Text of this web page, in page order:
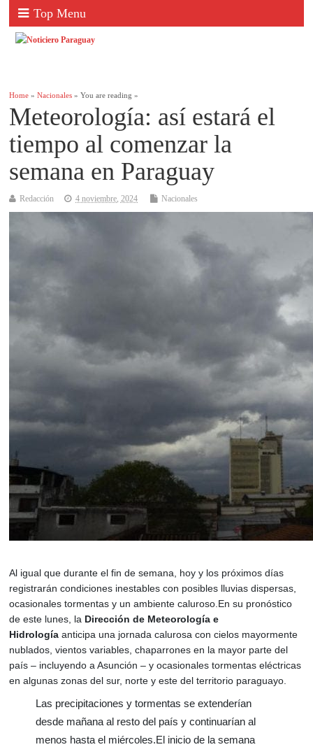
Top Menu
Home »Nacionales » You are reading »
Meteorología: así estará el
tiempo al comenzar la
semana en Paraguay
Redacción 4 noviembre, 2024 Nacionales
Al igual que durante el fin de semana, hoy y los próximos días
registrarán condiciones inestables con posibles lluvias dispersas,
ocasionales tormentas y un ambiente caluroso.En su pronóstico
de este lunes, la Dirección de Meteorología e
Hidrología anticipa una jornada calurosa con cielos mayormente
nublados, vientos variables, chaparrones en la mayor parte del
país – incluyendo a Asunción – y ocasionales tormentas eléctricas
en algunas zonas del sur, norte y este del territorio paraguayo.
Las precipitaciones y tormentas se extenderían
desde mañana al resto del país y continuarían al
menos hasta el miércoles.El inicio de la semana